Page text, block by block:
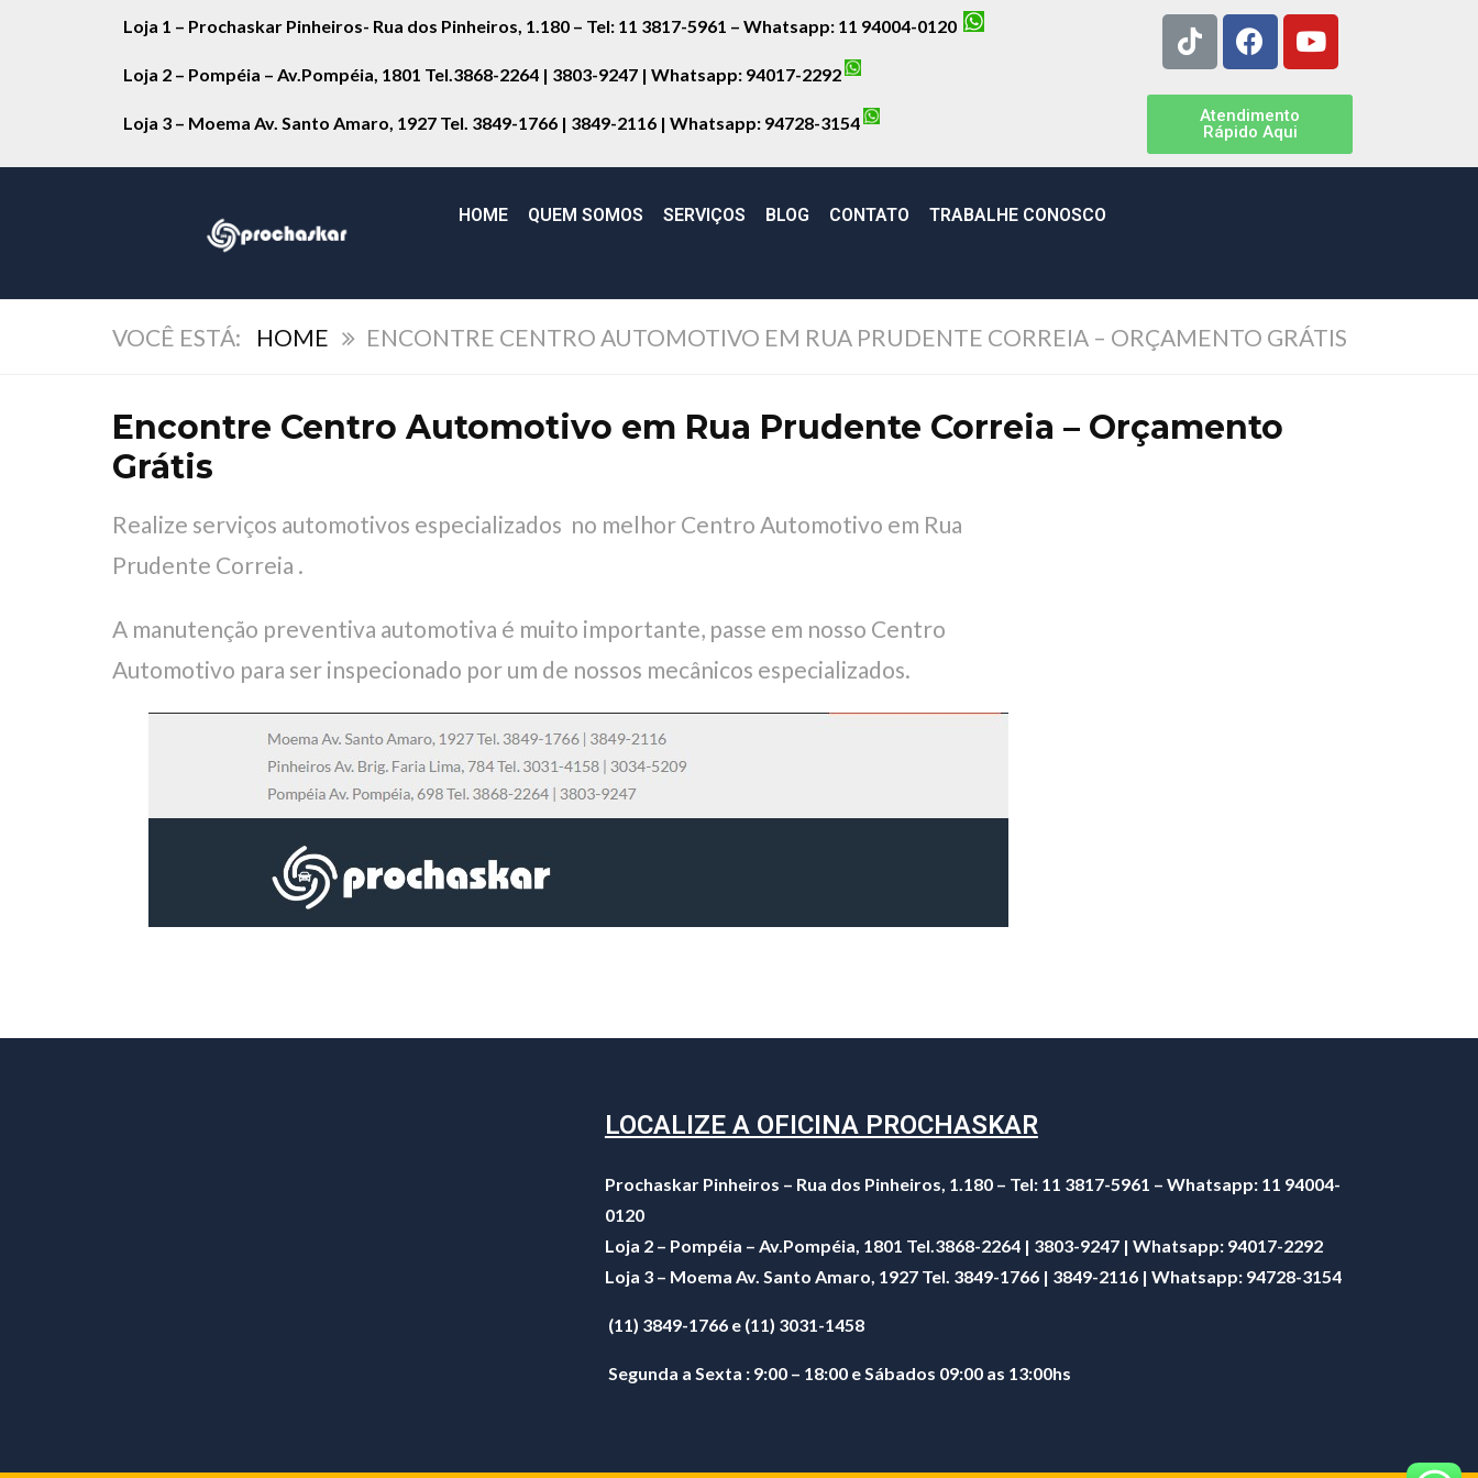
Loja 1 – Prochaskar Pinheiros- Rua dos Pinheiros, 1.180 – Tel: 11 3817-5961 – Whatsapp: 11 94004-0120
Loja 2 – Pompéia – Av.Pompéia, 1801 Tel.3868-2264 | 3803-9247 | Whatsapp: 94017-2292
Loja 3 – Moema Av. Santo Amaro, 1927 Tel. 3849-1766 | 3849-2116 | Whatsapp: 94728-3154
Atendimento
Rápido Aqui
HOME QUEM SOMOS SERVIÇOS BLOG CONTATO TRABALHE CONOSCO
HOME ENCONTRE CENTRO AUTOMOTIVO EM RUA PRUDENTE CORREIA – ORÇAMENTO GRÁTIS
Encontre Centro Automotivo em Rua Prudente Correia – Orçamento
Grátis
Realize serviços automotivos especializados no melhor Centro Automotivo em Rua
Prudente Correia .
A manutenção preventiva automotiva é muito importante, passe em nosso Centro
Automotivo para ser inspecionado por um de nossos mecânicos especializados.
LOCALIZE A OFICINA PROCHASKAR
Prochaskar Pinheiros – Rua dos Pinheiros, 1.180 – Tel: 11 3817-5961 – Whatsapp: 11 94004-
0120
Loja 2 – Pompéia – Av.Pompéia, 1801 Tel.3868-2264 | 3803-9247 | Whatsapp: 94017-2292
Loja 3 – Moema Av. Santo Amaro, 1927 Tel. 3849-1766 | 3849-2116 | Whatsapp: 94728-3154
(11) 3849-1766 e (11) 3031-1458
Segunda a Sexta : 9:00 – 18:00 e Sábados 09:00 as 13:00hs